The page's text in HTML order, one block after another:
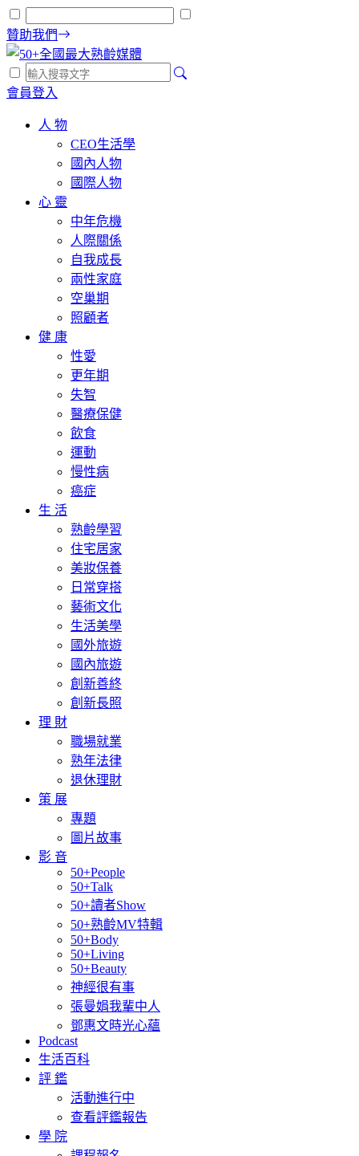
贊助我們
會員登入
人 物
CEO生活學
國內人物
國際人物
心 靈
中年危機
人際關係
自我成長
兩性家庭
空巢期
照顧者
健 康
性愛
更年期
失智
醫療保健
飲食
運動
慢性病
癌症
生 活
熟齡學習
住宅居家
美妝保養
日常穿搭
藝術文化
生活美學
國外旅遊
國內旅遊
創新善終
創新長照
理 財
職場就業
熟年法律
退休理財
策 展
專題
圖片故事
影 音
50+People
50+Talk
50+讀者Show
50+熟齡MV特輯
50+Body
50+Living
50+Beauty
神經很有事
張曼娟我輩中人
鄧惠文時光心蘊
Podcast
生活百科
評 鑑
活動進行中
查看評鑑報告
學 院